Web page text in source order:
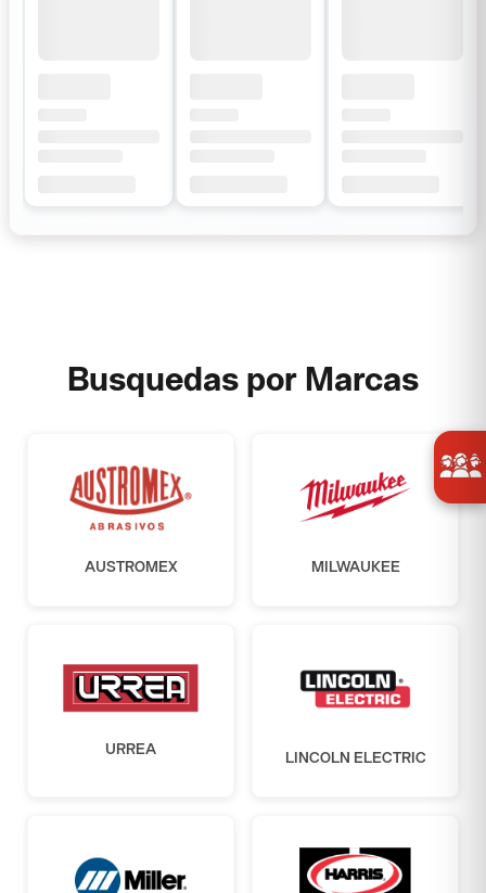
Busquedas por Marcas
AUSTROMEX MILWAUKEE
URREA LINCOLN ELECTRIC